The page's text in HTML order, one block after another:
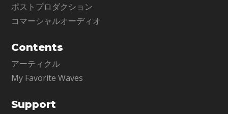
ポストプロダクション
コマーシャルオーディオ
Contents
アーティクル
My Favorite Waves
Support